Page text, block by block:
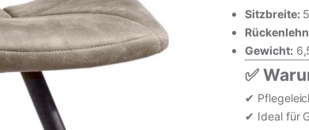
Sitzbreite:
Gewicht:
✅
✔
✔ Ideal für